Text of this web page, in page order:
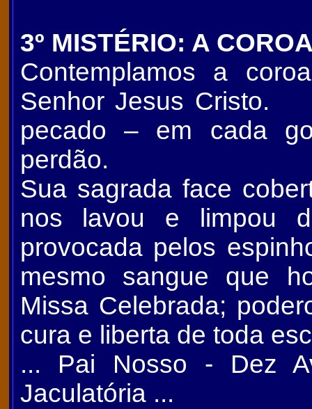
3º MISTÉRIO: A
Contemplamos a
Senhor Jesus Cristo.
pecado – em cada
perdão.
Sua sagrada face
nos lavou e limpou
provocada pelos
mesmo sangue que
Missa Celebrada;
cura e liberta de toda
... Pai Nosso - Dez
Jaculatória ...